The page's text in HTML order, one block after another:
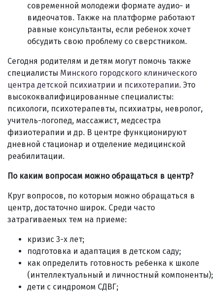
современной молодежи формате аудио- и
видеочатов. Также на платформе работают
равные консультанты, если ребенок хочет
обсудить свою проблему со сверстником.
Сегодня родителям и детям могут помочь также
специалисты Минского городского клинического
центра детской психиатрии и психотерапии. Это
высококвалифицированные специалисты:
психологи, психотерапевты, психиатры, невролог,
учитель-логопед, массажист, медсестра
физиотерапии и др. В центре функционируют
дневной стационар и отделение медицинской
реабилитации.
По каким вопросам можно обращаться в центр?
Круг вопросов, по которым можно обращаться в
центр, достаточно широк. Среди часто
затрагиваемых тем на приеме:
кризис 3-х лет;
подготовка и адаптация в детском саду;
как определить готовность ребенка к школе
(интеллектуальный и личностный компоненты);
дети с синдромом СДВГ;